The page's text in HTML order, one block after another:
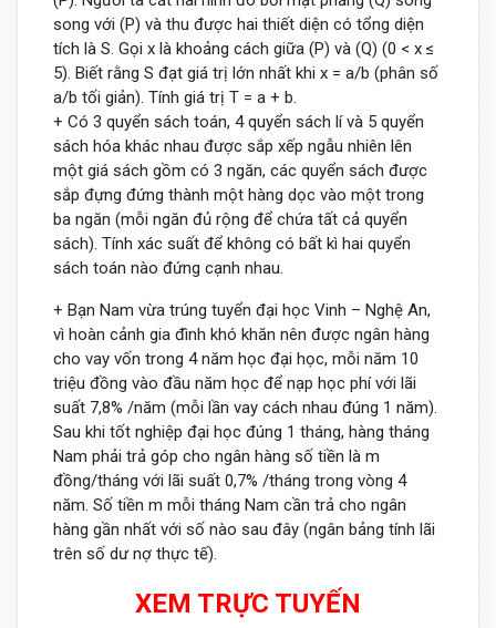
song với (P) và thu được hai thiết diện có tổng diện
tích là S. Gọi x là khoảng cách giữa (P) và (Q) (0 < x ≤
5). Biết rằng S đạt giá trị lớn nhất khi x = a/b (phân số
a/b tối giản). Tính giá trị T = a + b.
+ Có 3 quyển sách toán, 4 quyển sách lí và 5 quyển
sách hóa khác nhau được sắp xếp ngẫu nhiên lên
một giá sách gồm có 3 ngăn, các quyển sách được
sắp đựng đứng thành một hàng dọc vào một trong
ba ngăn (mỗi ngăn đủ rộng để chứa tất cả quyển
sách). Tính xác suất để không có bất kì hai quyển
sách toán nào đứng cạnh nhau.
+ Bạn Nam vừa trúng tuyển đại học Vinh – Nghệ An,
vì hoàn cảnh gia đình khó khăn nên được ngân hàng
cho vay vốn trong 4 năm học đại học, mỗi năm 10
triệu đồng vào đầu năm học để nạp học phí với lãi
suất 7,8% /năm (mỗi lần vay cách nhau đúng 1 năm).
Sau khi tốt nghiệp đại học đúng 1 tháng, hàng tháng
Nam phải trả góp cho ngân hàng số tiền là m
đồng/tháng với lãi suất 0,7% /tháng trong vòng 4
năm. Số tiền m mỗi tháng Nam cần trả cho ngân
hàng gần nhất với số nào sau đây (ngân bảng tính lãi
trên số dư nợ thực tế).
XEM TRỰC TUYẾN